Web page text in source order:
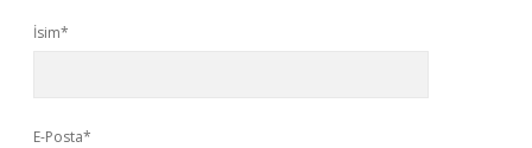
İsim*
E-Posta*